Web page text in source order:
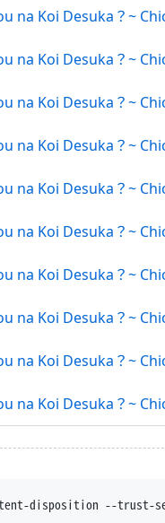
na Koi Desuka？~
na Koi Desuka？~
na Koi Desuka？~
na Koi Desuka？~
na Koi Desuka？~
na Koi Desuka？~
na Koi Desuka？~
na Koi Desuka？~
na Koi Desuka？~
na Koi Desuka？~
--